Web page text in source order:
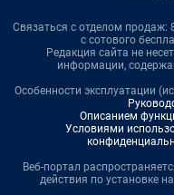
Связаться с отделом продаж:
с сотового
Редакция сайта не
информации,
Особенности эксплуатации
Описанием
Условиями
Веб-портал
действия по установке